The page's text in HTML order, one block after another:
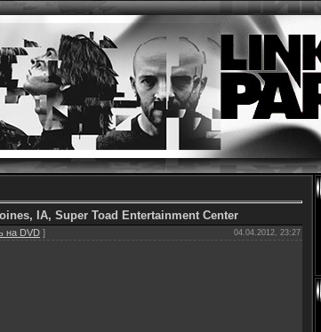
IA, Super Toad Entertainment Center
на DVD ] 04.04.2012, 23:27